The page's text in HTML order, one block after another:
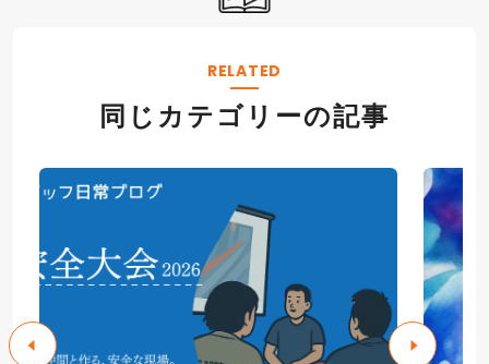
RELATED
同じカテゴリーの記事